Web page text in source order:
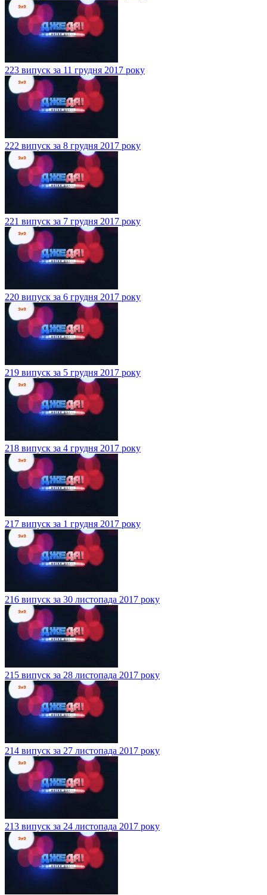
223 випуск за 11 грудня 2017 року
222 випуск за 8 грудня 2017 року
221 випуск за 7 грудня 2017 року
220 випуск за 6 грудня 2017 року
219 випуск за 5 грудня 2017 року
218 випуск за 4 грудня 2017 року
217 випуск за 1 грудня 2017 року
216 випуск за 30 листопада 2017 року
215 випуск за 28 листопада 2017 року
214 випуск за 27 листопада 2017 року
213 випуск за 24 листопада 2017 року